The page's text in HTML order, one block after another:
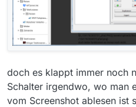
doch es klappt immer noch
Schalter irgendwo, wo man
vom Screenshot ablesen ist